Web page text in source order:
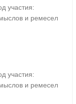
участия:
и ремесел
участия:
и ремесел